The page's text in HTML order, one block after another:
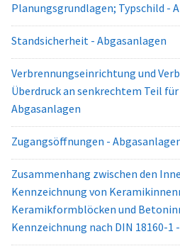
Planungsgrundlagen; Typschild -
Standsicherheit - Abgasanlagen
Verbrennungseinrichtung und
Überdruck an senkrechtem Teil
Abgasanlagen
Zugangsöffnungen -
Zusammenhang zwischen den
Kennzeichnung von
Keramikformblöcken und
Kennzeichnung nach DIN 18160-1